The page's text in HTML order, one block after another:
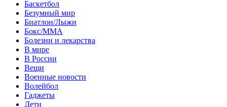
Баскетбол
Безумный мир
Биатлон/Лыжи
Бокс/MMA
Болезни и лекарства
В мире
В России
Вещи
Военные новости
Волейбол
Гаджеты
Дети